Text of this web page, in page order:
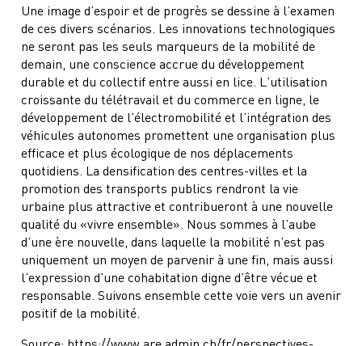
Une image d’espoir et de progrès se dessine à l’examen
de ces divers scénarios. Les innovations technologiques
ne seront pas les seuls marqueurs de la mobilité de
demain, une conscience accrue du développement
durable et du collectif entre aussi en lice. L’utilisation
croissante du télétravail et du commerce en ligne, le
développement de l’électromobilité et l’intégration des
véhicules autonomes promettent une organisation plus
efficace et plus écologique de nos déplacements
quotidiens. La densification des centres-villes et la
promotion des transports publics rendront la vie
urbaine plus attractive et contribueront à une nouvelle
qualité du «vivre ensemble». Nous sommes à l’aube
d’une ère nouvelle, dans laquelle la mobilité n’est pas
uniquement un moyen de parvenir à une fin, mais aussi
l’expression d’une cohabitation digne d’être vécue et
responsable. Suivons ensemble cette voie vers un avenir
positif de la mobilité.